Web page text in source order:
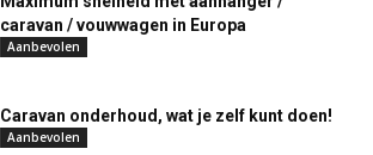
caravan / vouwwagen in Europa
Aanbevolen
Caravan onderhoud, wat je zelf kunt doen!
Aanbevolen